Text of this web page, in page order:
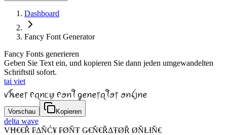
Dashboard
Fancy Font Generator
Fancy Fonts generieren
Geben Sie Text ein, und kopieren Sie dann jeden umgewandelten
Schriftstil sofort.
tai viet
ꪜꫝꫀꫀ᥅ ᠻꪖꪀᥴꪗ ᠻꪮꪀꪻ ᧁꫀꪀꫀ᥅ꪖꪻꪮ᥅ ꪮꪀꪶ꠸ꪀꫀ
Vorschau Kopieren
delta wave
VĦ€€Ř ₣ΔŇĆ¥ ₣ØŇŦ Ǥ€Ň€ŘΔŦØŘ ØŇŁƗŇ€